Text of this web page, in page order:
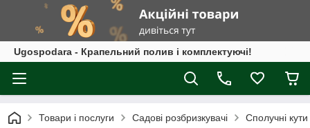
Ugospodara - Крапельний полив і комплектуючі!
Товари і послуги Садові розбризкувачі Сполучні кути